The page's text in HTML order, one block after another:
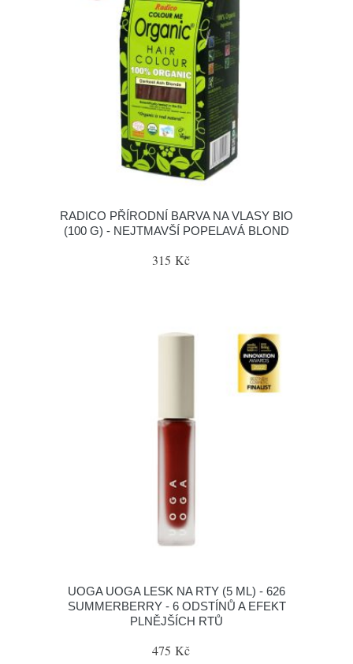
RADICO PŘÍRODNÍ BARVA NA VLASY BIO
(100 G) - NEJTMAVŠÍ POPELAVÁ BLOND
315 Kč
UOGA UOGA LESK NA RTY (5 ML) - 626
SUMMERBERRY - 6 ODSTÍNŮ A EFEKT
PLNĚJŠÍCH RTŮ
475 Kč